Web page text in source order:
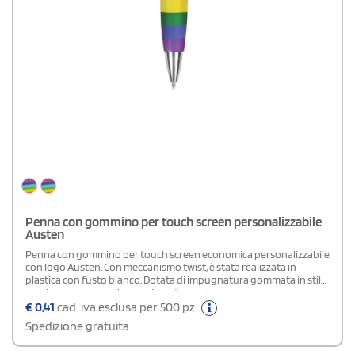
Penna con gommino per touch screen personalizzabile
Austen
Penna con gommino per touch screen economica personalizzabile
con logo Austen. Con meccanismo twist, è stata realizzata in
plastica con fusto bianco. Dotata di impugnatura gommata in stile
arcobaleno e gommino per l'uso touch.
€0,41 cad. iva esclusa per 500 pz
Spedizione gratuita